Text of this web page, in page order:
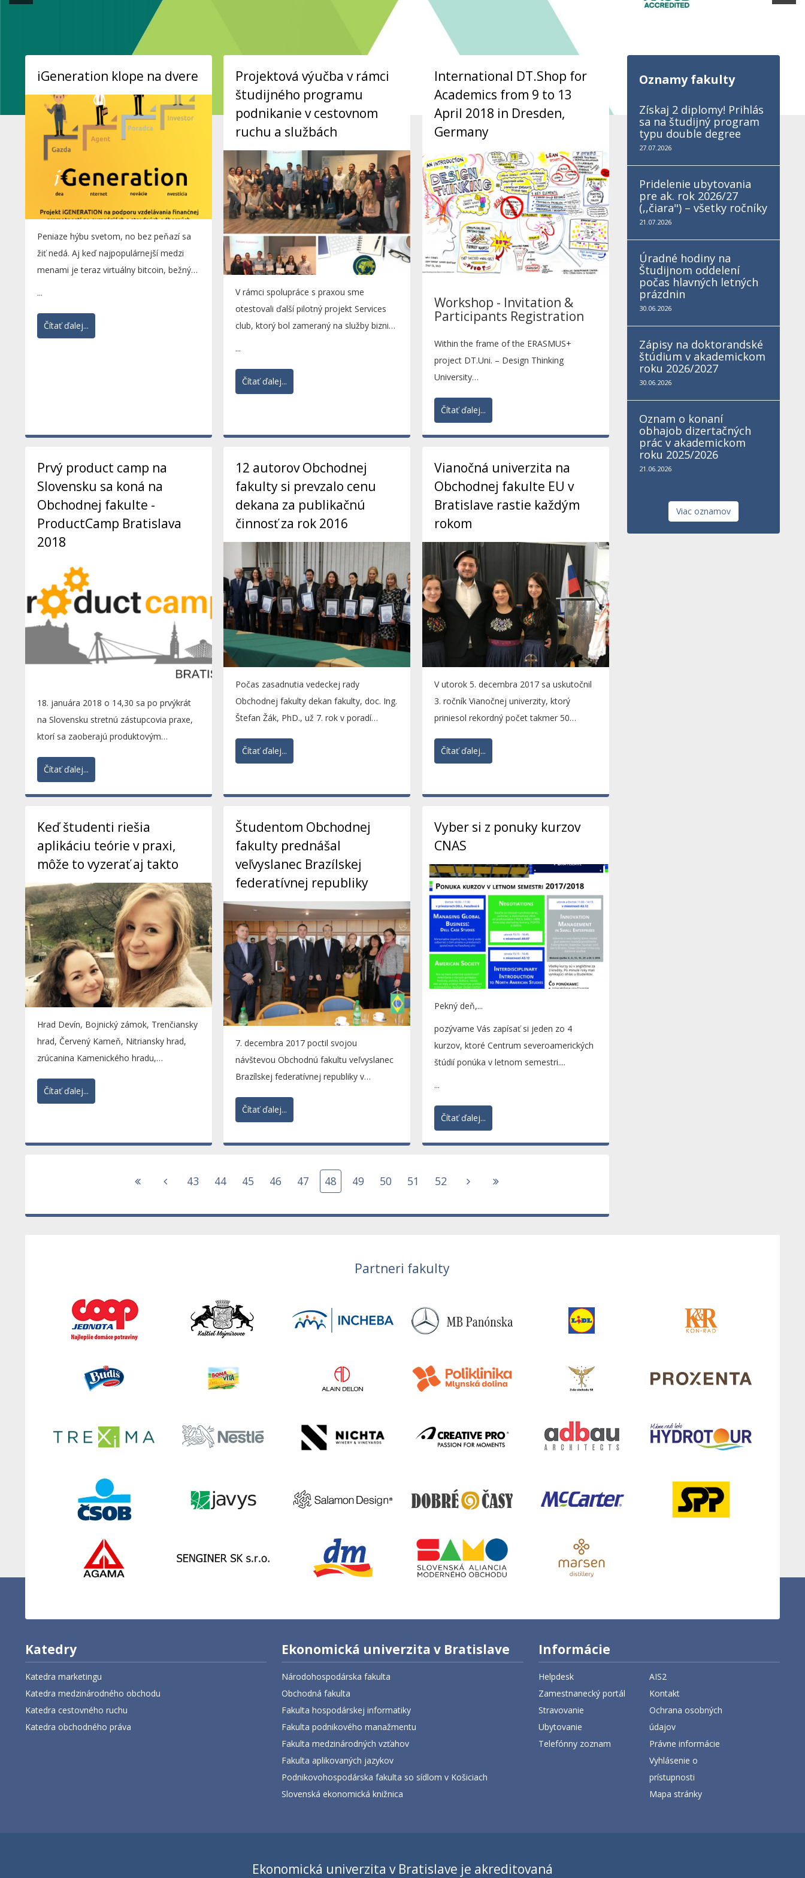
iGeneration klope na dvere
Peniaze hýbu svetom, no bez peňazí sa
žiť nedá. Aj keď najpopulárnejší medzi
menami je teraz virtuálny bitcoin, bežný
...
Čítať ďalej...
Projektová výučba v rámci
študijného programu
podnikanie v cestovnom
ruchu a službách
V rámci spolupráce s praxou sme
otestovali ďalší pilotný projekt Services
club, ktorý bol zameraný na služby biznis
...
Čítať ďalej...
International DT.Shop for
Academics from 9 to 13
April 2018 in Dresden,
Germany
Workshop - Invitation &
Participants Registration
Within the frame of the ERASMUS+
project DT.Uni. – Design Thinking
University
honoured to invite...
Čítať ďalej...
Prvý product camp na
Slovensku sa koná na
Obchodnej fakulte -
ProductCamp Bratislava
2018
18. januára 2018 o 14,30 sa po prvýkrát
na Slovensku stretnú zástupcovia praxe,
ktorí sa zaoberajú produktovým
Čítať ďalej...
12 autorov Obchodnej
fakulty si prevzalo cenu
dekana za publikačnú
činnosť za rok 2016
Počas zasadnutia vedeckej rady
Obchodnej fakulty dekan fakulty, doc. Ing.
Štefan Žák, PhD., už 7. rok v poradí
Čítať ďalej...
Vianočná univerzita na
Obchodnej fakulte EU v
Bratislave rastie každým
rokom
V utorok 5. decembra 2017 sa uskutočnil
3. ročník Vianočnej univerzity, ktorý
priniesol rekordný počet takmer 50
Čítať ďalej...
Keď študenti riešia
aplikáciu teórie v praxi,
môže to vyzerať aj takto
Hrad Devín, Bojnický zámok, Trenčiansky
hrad, Červený Kameň, Nitriansky hrad,
zrúcanina Kamenického hradu,
Čítať ďalej...
Študentom Obchodnej
fakulty prednášal
veľvyslanec Brazílskej
federatívnej republiky
7. decembra 2017 poctil svojou
návštevou Obchodnú fakultu veľvyslanec
Brazílskej federatívnej republiky v
Čítať ďalej...
Vyber si z ponuky kurzov
CNAS
Pekný deň,...
pozývame Vás zapísať si jeden zo 4
kurzov, ktoré Centrum severoamerických
štúdií ponúka v letnom semestri....
...
Čítať ďalej...
43 44 45 46 47 48 49 50 51 52
Oznamy fakulty
Získaj 2 diplomy! Prihlás
sa na študijný program
typu double degree
27.07.2026
Pridelenie ubytovania
pre ak. rok 2026/27
(,,čiara") – všetky ročníky
21.07.2026
Úradné hodiny na
Študijnom oddelení
počas hlavných letných
prázdnin
30.06.2026
Zápisy na doktorandské
štúdium v akademickom
roku 2026/2027
30.06.2026
Oznam o konaní
obhajob dizertačných
prác v akademickom
roku 2025/2026
21.06.2026
Viac oznamov
Partneri fakulty
Katedry
Katedra marketingu
Katedra medzinárodného obchodu
Katedra cestovného ruchu
Katedra obchodného práva
Ekonomická univerzita v Bratislave
Národohospodárska fakulta
Obchodná fakulta
Fakulta hospodárskej informatiky
Fakulta podnikového manažmentu
Fakulta medzinárodných vzťahov
Fakulta aplikovaných jazykov
Podnikovohospodárska fakulta so sídlom v Košiciach
Slovenská ekonomická knižnica
Informácie
Helpdesk
Zamestnanecký portál
Stravovanie
Ubytovanie
Telefónny zoznam
AIS2
Kontakt
Ochrana osobných
údajov
Právne informácie
Vyhlásenie o
prístupnosti
Mapa stránky
Ekonomická univerzita v Bratislave je akreditovaná